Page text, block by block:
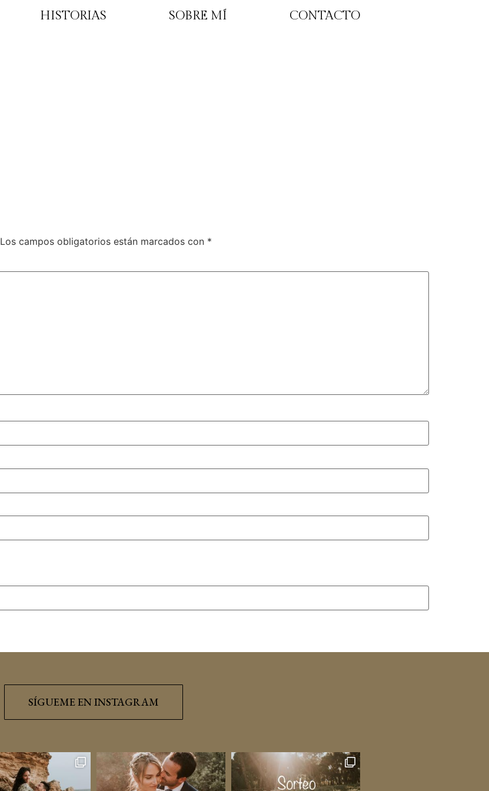
HISTORIAS SOBRE MÍ CONTACTO
Los campos obligatorios están marcados con *
SÍGUEME EN INSTAGRAM